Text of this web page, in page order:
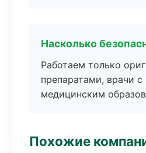
Насколько
Работаем только
препаратами, врачи
медицинским
Похожие